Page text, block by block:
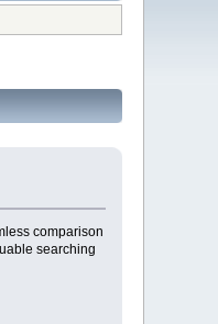
comparison
searching